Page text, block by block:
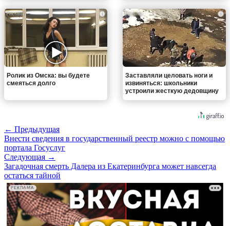
i
Ролик из Омска: вы будете
смеяться долго
i
Заставляли целовать ноги и
извиняться: школьники
устроили жесткую дедовщину
← Предыдущая
Внести сведения в государственный реестр можно с помощью
портала Госуслуг
Следующая →
Загадочная смерть Далера из Екатеринбурга может навсегда
остаться тайной
РЕКЛАМА